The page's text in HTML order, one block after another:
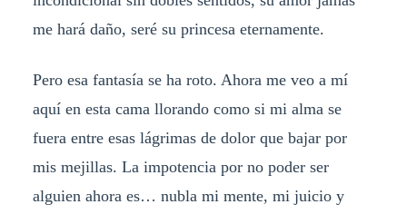
me hará daño, seré su princesa eternamente.
Pero esa fantasía se ha roto. Ahora me veo a mí
aquí en esta cama llorando como si mi alma se
fuera entre esas lágrimas de dolor que bajar por
mis mejillas. La impotencia por no poder ser
alguien ahora es… nubla mi mente, mi juicio y